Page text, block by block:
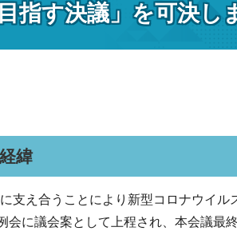
指す決議」を可決し
緯
支え合うことにより新型コロナウイ
会に議会案として上程され、本会議